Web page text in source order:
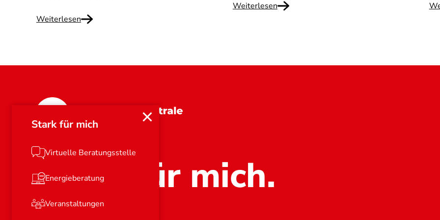
Stark für mich
Virtuelle Beratungsstelle
Energieberatung
Veranstaltungen
Weiterlesen
Weiterlesen
Bayern
Stark für mich.